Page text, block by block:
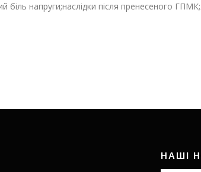
біль напруги;наслідки після пренесеного
НАШІ